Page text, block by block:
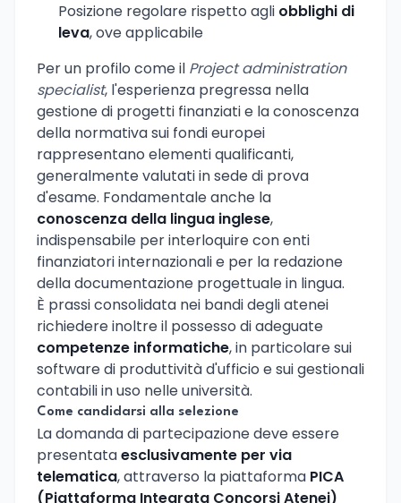
Posizione regolare rispetto agli obblighi di
leva, ove applicabile
Per un profilo come il Project administration
specialist, l'esperienza pregressa nella
gestione di progetti finanziati e la conoscenza
della normativa sui fondi europei
rappresentano elementi qualificanti,
generalmente valutati in sede di prova
d'esame. Fondamentale anche la
conoscenza della lingua inglese,
indispensabile per interloquire con enti
finanziatori internazionali e per la redazione
della documentazione progettuale in lingua.
È prassi consolidata nei bandi degli atenei
richiedere inoltre il possesso di adeguate
competenze informatiche, in particolare sui
software di produttività d'ufficio e sui gestionali
contabili in uso nelle università.
Come candidarsi alla selezione
La domanda di partecipazione deve essere
presentataesclusivamente per via
telematica, attraverso la piattaforma PICA
(Piattaforma Integrata Concorsi Atenei)